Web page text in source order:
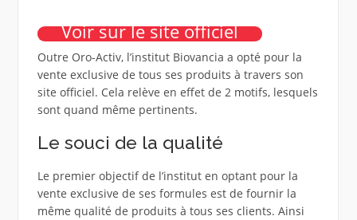
Voir sur le site officiel
Outre Oro-Activ, l’institut Biovancia a opté pour la
vente exclusive de tous ses produits à travers son
site officiel. Cela relève en effet de 2 motifs, lesquels
sont quand même pertinents.
Le souci de la qualité
Le premier objectif de l’institut en optant pour la
vente exclusive de ses formules est de fournir la
même qualité de produits à tous ses clients. Ainsi